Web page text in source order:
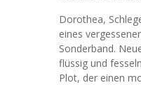
Dorothea,
eines
Sonderband.
flüssig und
Plot, der einen